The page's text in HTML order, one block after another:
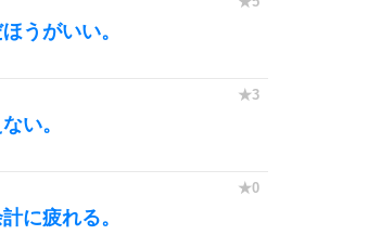
うがいい。
い。
に疲れる。